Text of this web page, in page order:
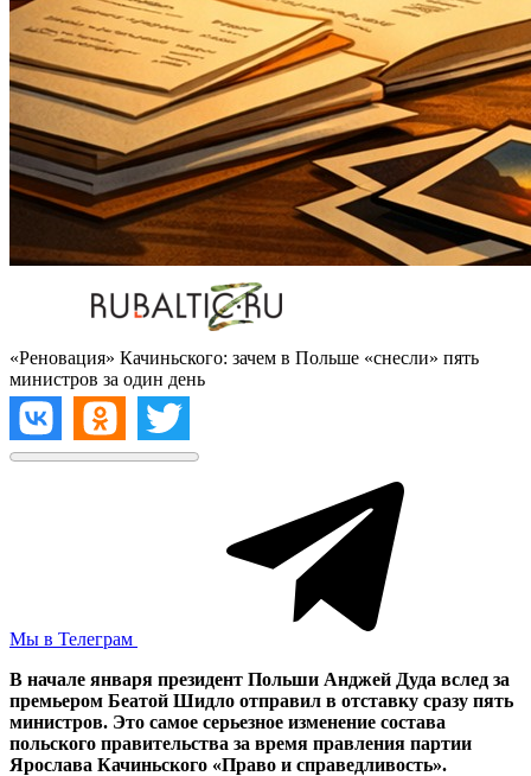
«Реновация» Качиньского: зачем в Польше «снесли» пять
министров за один день
Мы в Телеграм
В начале января президент Польши Анджей Дуда вслед за
премьером Беатой Шидло отправил в отставку сразу пять
министров. Это самое серьезное изменение состава
польского правительства за время правления партии
Ярослава Качиньского «Право и справедливость».